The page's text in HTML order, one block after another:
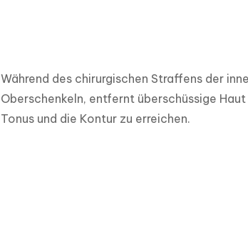
Während des chirurgischen Straffens der
Oberschenkeln, entfernt überschüssige
Tonus und die Kontur zu erreichen.